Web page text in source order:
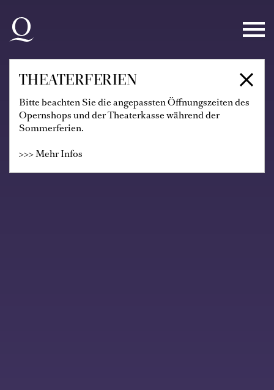
Zur Hauptnavigation springen
Zum Hauptinhalt springen
Zum Footer springen
THEATERFERIEN
Bitte beachten Sie die angepassten Öffnungszeiten des
Opernshops und der Theaterkasse während der
Sommerferien.
>>> Mehr Infos